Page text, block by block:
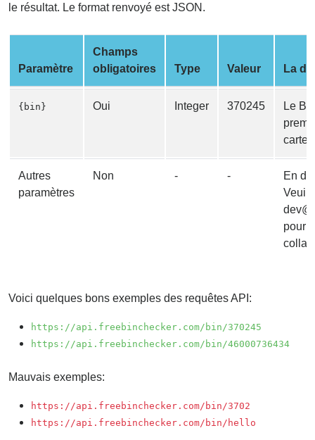
is
IP
Address
IP
BIN
Checker
le résultat. Le format renvoyé est JSON.
Paramètre
Champs
obligatoires
Type Valeur La
{bin} Oui Integer 370245
Le
carte
Autres
paramètres
Non - -
En
pour
Voici quelques bons exemples des requêtes API:
https://api.freebinchecker.com/bin/370245
https://api.freebinchecker.com/bin/46000736434
Mauvais exemples:
https://api.freebinchecker.com/bin/3702
https://api.freebinchecker.com/bin/hello